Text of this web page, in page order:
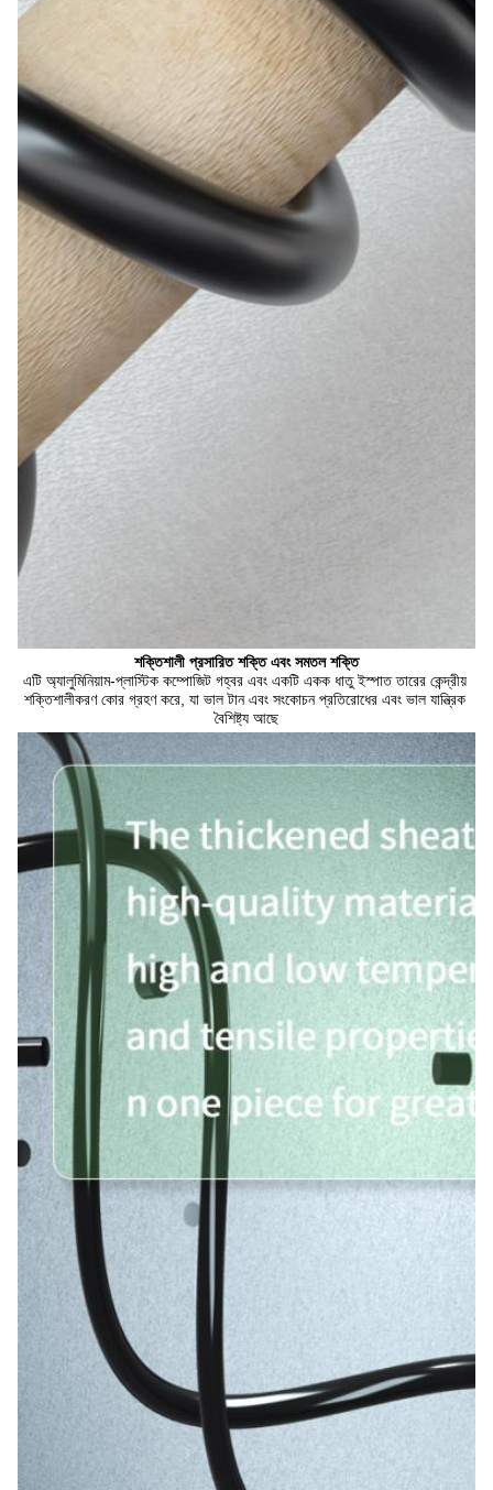
শক্তিশালী প্রসারিত শক্তি এবং সমতল শক্তি
এটি অ্যালুমিনিয়াম-প্লাস্টিক কম্পোজিট গহ্বর এবং একটি একক ধাতু ইস্পাত তারের কেন্দ্রীয়
শক্তিশালীকরণ কোর গ্রহণ করে, যা ভাল টান এবং সংকোচন প্রতিরোধের এবং ভাল যান্ত্রিক
বৈশিষ্ট্য আছে